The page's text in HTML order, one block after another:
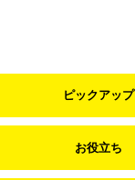
ピックアップ
お役立ち